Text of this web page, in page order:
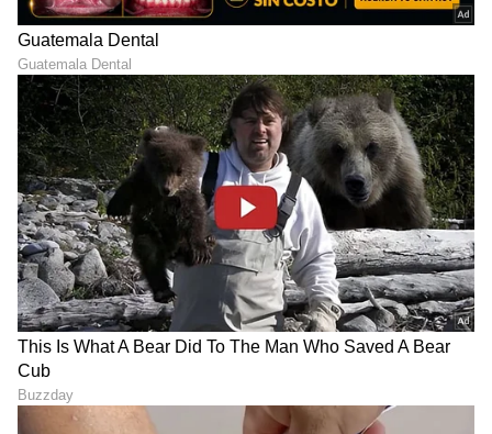
ಹಂತವು ತುಂಬಾ ಸುಲಭವಾಗುತ್ತದೆ. ತವಾ ಇನ್ನು ಸ್ವಲ್ಪ
ಉಗುರುಬೆಚ್ಚಗಿರುವಾಗಲೇ ಒಂದು ಉತ್ತಮ ಸ್ಟೀಲ್ ಸ್ಕ್ರಬ್ಬರ್
(ಸ್ಟೀಲ್ ನಾರು) ಅಥವಾ ಪ್ಯೂಮಿಸ್ ಸ್ಟೋನ್ (Pumice
Stone) ತೆಗೆದುಕೊಳ್ಳಿ.
*ಅದರ ಮೇಲೆ ಸ್ವಲ್ಪ ಪಾತ್ರೆ ತೊಳೆಯುವ ಸೋಪನ್ನು ಹಚ್ಚಿ,
ತವಾವನ್ನು ವೃತ್ತಾಕಾರದಲ್ಲಿ (Circular Motion) ಉಜ್ಜಲು
ಪ್ರಾರಂಭಿಸಿ.
ವಿನೆಗರ್ ಮತ್ತು ಉಪ್ಪಿನ ಪ್ರಭಾವದಿಂದಾಗಿ ಮೊದಲು ಕಲ್ಲಿನಂತೆ
ಗಟ್ಟಿಯಾಗಿದ್ದ ಕಲೆಗಳು, ಈಗ ಅತ್ಯಂತ ಸುಲಭವಾಗಿ
ಬಿಟ್ಟುಕೊಳ್ಳುತ್ತವೆ. ಇದರ ನಂತರ ತವಾವನ್ನು ಸ್ವಚ್ಛವಾದ ಬಿಸಿ
ನೀರಿನಿಂದ ತೊಳೆದರೆ ತವಾ ಹೊಸದರಂತೆ ಮಿನುಗುತ್ತದೆ.